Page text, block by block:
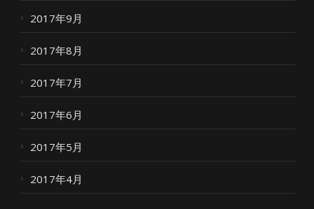
2017年9月
2017年8月
2017年7月
2017年6月
2017年5月
2017年4月